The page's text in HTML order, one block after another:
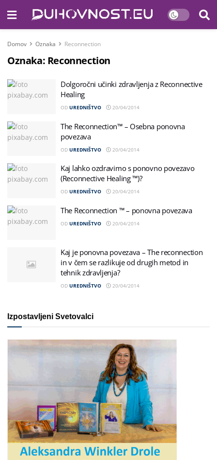
Domov Oznaka Reconnection
Oznaka: Reconnection
Dolgoročni učinki zdravljenja z Reconnective
Healing
OD UREDNIŠTVO 20/04/2014
The Reconnection™ – Osebna ponovna
povezava
OD UREDNIŠTVO 20/04/2014
Kaj lahko ozdravimo s ponovno povezavo
(Reconnective Healing ™)?
OD UREDNIŠTVO 20/04/2014
The Reconnection ™ – ponovna povezava
OD UREDNIŠTVO 20/04/2014
Kaj je ponovna povezava – The reconnection
in v čem se razlikuje od drugih metod in
tehnik zdravljenja?
OD UREDNIŠTVO 20/04/2014
Izpostavljeni Svetovalci